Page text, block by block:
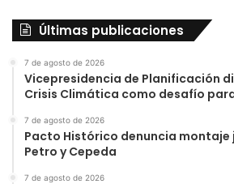
Últimas publicaciones
7 de agosto de 2026
Vicepresidencia de Planificación
Crisis Climática como desafío
7 de agosto de 2026
Pacto Histórico denuncia
Petro y Cepeda
7 de agosto de 2026